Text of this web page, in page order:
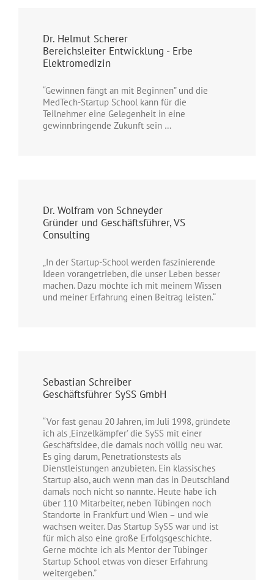
Dr. Helmut Scherer
Bereichsleiter Entwicklung - Erbe
Elektromedizin
“Gewinnen fängt an mit Beginnen” und die
MedTech-Startup School kann für die
Teilnehmer eine Gelegenheit in eine
gewinnbringende Zukunft sein …
Dr. Wolfram von Schneyder
Gründer und Geschäftsführer, VS
Consulting
„In der Startup-School werden faszinierende
Ideen vorangetrieben, die unser Leben besser
machen. Dazu möchte ich mit meinem Wissen
und meiner Erfahrung einen Beitrag leisten.“
Sebastian Schreiber
Geschäftsführer SySS GmbH
“Vor fast genau 20 Jahren, im Juli 1998, gründete
ich als ‚Einzelkämpfer’ die SySS mit einer
Geschäftsidee, die damals noch völlig neu war.
Es ging darum, Penetrationstests als
Dienstleistungen anzubieten. Ein klassisches
Startup also, auch wenn man das in Deutschland
damals noch nicht so nannte. Heute habe ich
über 110 Mitarbeiter, neben Tübingen noch
Standorte in Frankfurt und Wien – und wie
wachsen weiter. Das Startup SySS war und ist
für mich also eine große Erfolgsgeschichte.
Gerne möchte ich als Mentor der Tübinger
Startup School etwas von dieser Erfahrung
weitergeben.”